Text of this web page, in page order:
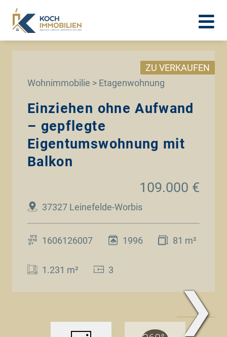
Wohnimmobilie > Etagenwohnung
ZU VERKAUFEN
Einziehen ohne Aufwand
– gepflegte
Eigentumswohnung mit
Balkon
37327 Leinefelde-Worbis
109.000 €
1606126007 1996 81 m²
1.231 m² 3
❯